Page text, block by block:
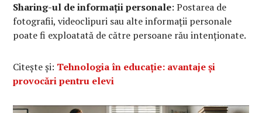
Sharing-ul de informații personale: Postarea de
fotografii, videoclipuri sau alte informații personale
poate fi exploatată de către persoane rău intenționate.
Citește și: Tehnologia în educație: avantaje și
provocări pentru elevi